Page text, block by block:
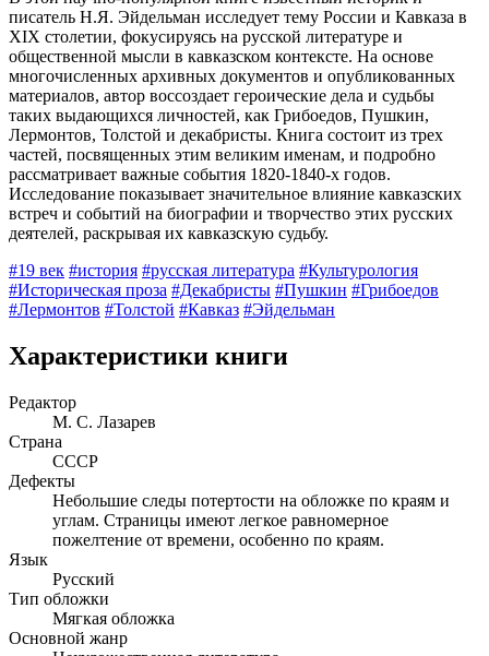
писатель Н.Я. Эйдельман исследует тему России и Кавказа в
XIX столетии, фокусируясь на русской литературе и
общественной мысли в кавказском контексте. На основе
многочисленных архивных документов и опубликованных
материалов, автор воссоздает героические дела и судьбы
таких выдающихся личностей, как Грибоедов, Пушкин,
Лермонтов, Толстой и декабристы. Книга состоит из трех
частей, посвященных этим великим именам, и подробно
рассматривает важные события 1820-1840-х годов.
Исследование показывает значительное влияние кавказских
встреч и событий на биографии и творчество этих русских
деятелей, раскрывая их кавказскую судьбу.
#19 век #история #русская литература #Культурология
#Историческая проза #Декабристы #Пушкин #Грибоедов
#Лермонтов #Толстой #Кавказ #Эйдельман
Характеристики книги
Редактор
М. С. Лазарев
Страна
СССР
Дефекты
Небольшие следы потертости на обложке по краям и
углам. Страницы имеют легкое равномерное
пожелтение от времени, особенно по краям.
Язык
Русский
Тип обложки
Мягкая обложка
Основной жанр